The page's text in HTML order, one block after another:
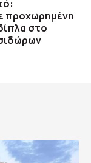
προχωρημένη
στο